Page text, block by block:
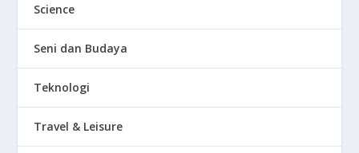
Science
Seni dan Budaya
Teknologi
Travel & Leisure